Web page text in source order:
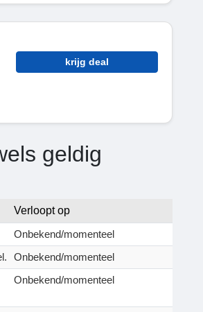
krijg deal
geldig
Verloopt op
Onbekend/momenteel
Onbekend/momenteel
Onbekend/momenteel